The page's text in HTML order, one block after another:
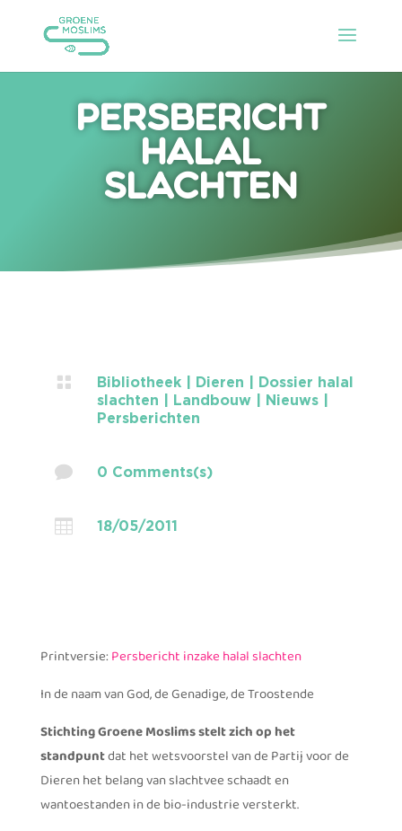
Persbericht
halal
slachten
 Bibliotheek| Dieren
Dossier halal
slachten
Landbouw| Nieuws|
Persberichten
 0 Comments(s)
 18/05/2011
Printversie: Persbericht inzake halal slachten
In de naam van God, de Genadige, de Troostende
Stichting Groene Moslims stelt zich op het
standpuntdat het wetsvoorstel van de Partij voor de
Dieren het belang van slachtvee schaadt en
wantoestanden in de bio-industrie versterkt.